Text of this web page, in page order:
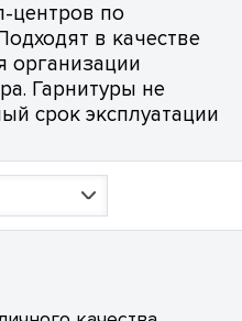
центров по
в качестве
Гарнитуры не
срок эксплуатации